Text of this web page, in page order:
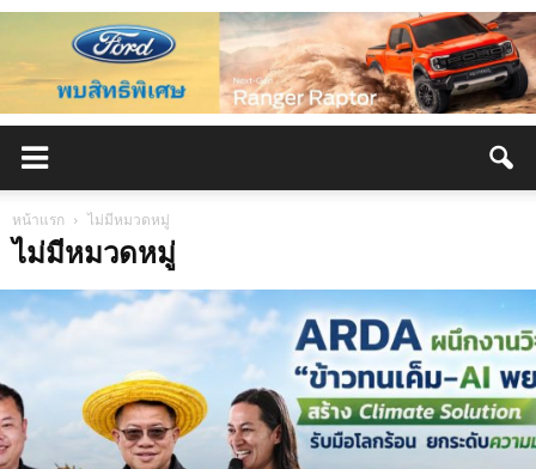
หน้าแรก ไม่มีหมวดหมู่
ไม่มีหมวดหมู่